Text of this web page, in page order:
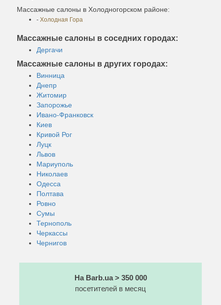
Массажные салоны в Холодногорском районе:
- Холодная Гора
Массажные салоны в соседних городах:
Дергачи
Массажные салоны в других городах:
Винница
Днепр
Житомир
Запорожье
Ивано-Франковск
Киев
Кривой Рог
Луцк
Львов
Мариуполь
Николаев
Одесса
Полтава
Ровно
Сумы
Тернополь
Черкассы
Чернигов
На Barb.ua > 350 000
посетителей в месяц